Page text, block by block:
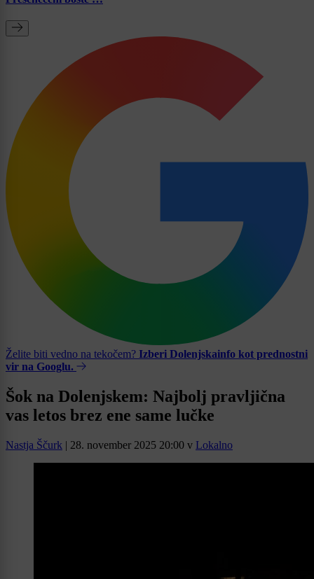
Želite biti vedno na tekočem? Izberi Dolenjskainfo kot prednostni
vir na Googlu.
Šok na Dolenjskem: Najbolj pravljična
vas letos brez ene same lučke
Nastja Ščurk | 28. november 2025 20:00 v Lokalno